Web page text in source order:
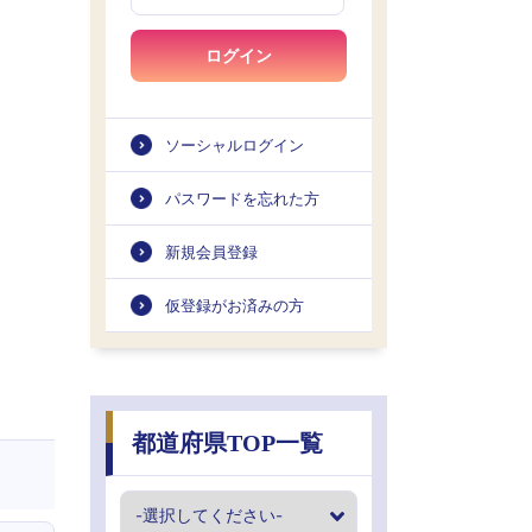
ログイン
ソーシャルログイン
パスワードを忘れた方
新規会員登録
仮登録がお済みの方
都道府県TOP一覧